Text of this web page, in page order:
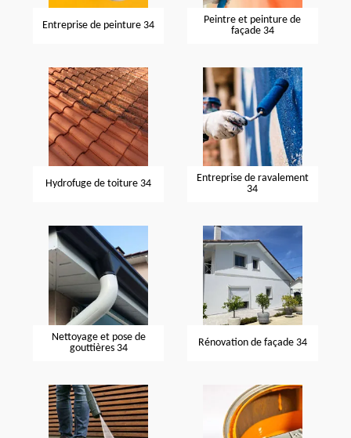
Entreprise de peinture 34
Peintre et peinture de
façade 34
Hydrofuge de toiture 34
Entreprise de ravalement
34
Nettoyage et pose de
gouttières 34
Rénovation de façade 34